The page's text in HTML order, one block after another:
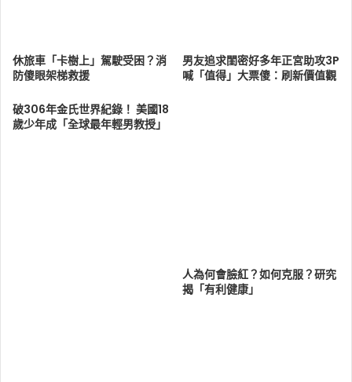
休旅車「卡樹上」駕駛受困？消
防傻眼架梯救援
男友追求閨密好多年正宮助攻3P
喊「值得」大票傻：刷新價值觀
破306年金氏世界紀錄！ 美國18
歲少年成「全球最年輕男教授」
人為何會臉紅？如何克服？研究
揭「有利健康」